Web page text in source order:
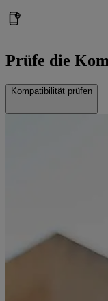
Prüfe die
Kompatibilität prüfen